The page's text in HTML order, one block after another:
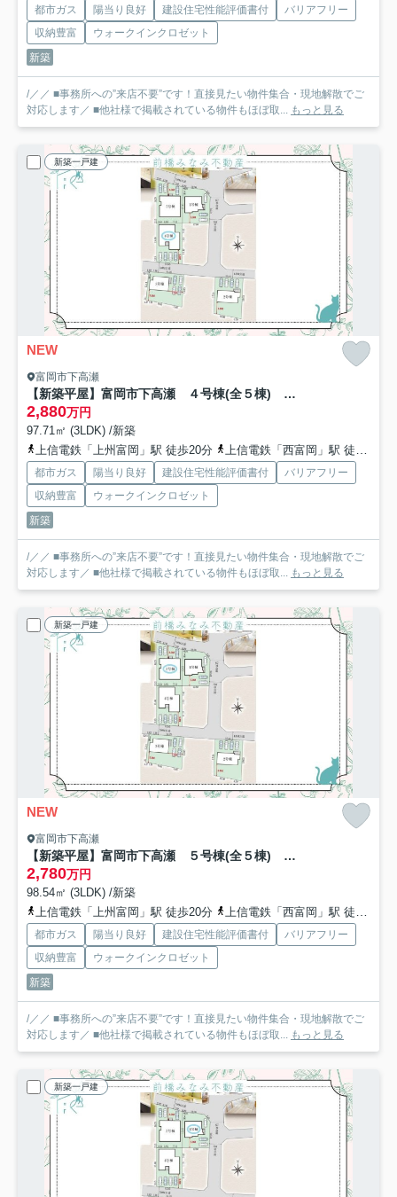
都市ガス 陽当り良好 建設住宅性能評価書付
バリアフリー
収納豊富
ウォークインクロゼット
新築
/／／ ■事務所への”来店不要”です！直接見たい物件集合・現地解散でご
対応します／ ■他社様で掲載されている物件もほぼ取... もっと見る
新築一戸建
NEW
富岡市下高瀬
【新築平屋】富岡市下高瀬 ４号棟(全５棟) グラファーレ 新築建売分譲
2,880万円
97.71㎡ (3LDK) /新築
上信電鉄「上州富岡」駅 徒歩20分
上信電鉄「西富岡」駅 徒歩23分
都市ガス 陽当り良好 建設住宅性能評価書付
バリアフリー
収納豊富
ウォークインクロゼット
新築
/／／ ■事務所への”来店不要”です！直接見たい物件集合・現地解散でご
対応します／ ■他社様で掲載されている物件もほぼ取...
もっと見る
新築一戸建
NEW
富岡市下高瀬
【新築平屋】富岡市下高瀬 ５号棟(全５棟) グラファーレ 新築建売分譲
2,780万円
98.54㎡ (3LDK) /新築
上信電鉄「上州富岡」駅 徒歩20分
上信電鉄「西富岡」駅 徒歩23分
都市ガス 陽当り良好 建設住宅性能評価書付
バリアフリー
収納豊富
ウォークインクロゼット
新築
/／／ ■事務所への”来店不要”です！直接見たい物件集合・現地解散でご
対応します／ ■他社様で掲載されている物件もほぼ取...
もっと見る
新築一戸建